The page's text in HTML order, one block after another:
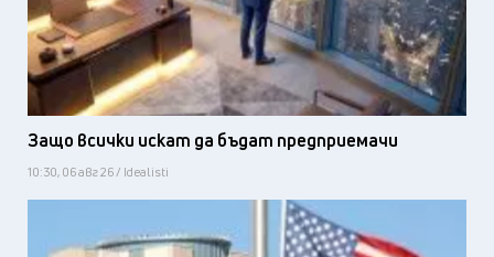
Защо всички искат да бъдат предприемачи
10:30, 06 авг 26 / Idealisti